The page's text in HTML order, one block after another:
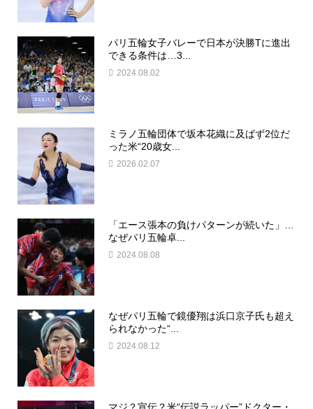
パリ五輪女子バレーで日本が決勝Tに進出
できる条件は…3...
2024.08.02
ミラノ五輪団体で坂本花織に及ばず2位だ
った米“20歳女...
2026.02.07
「エース張本の負けパターンが続いた」…
なぜパリ五輪卓...
2024.08.08
なぜパリ五輪で鏡優翔は浜口京子氏も超え
られなかった“...
2024.08.12